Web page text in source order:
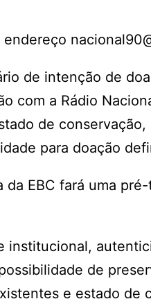
de intenção de
com a Rádio
de
para doação
EBC fará uma
institucional,
de
e estado de